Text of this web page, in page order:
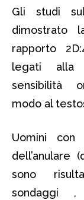
Gli studi
dimostrato
rapporto
legati alla
sensibilità
modo al
Uomini con
dell’anulare
sono
sondaggi